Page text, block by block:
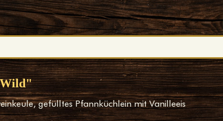
gefülltes Pfannküchlein mit Vanilleeis